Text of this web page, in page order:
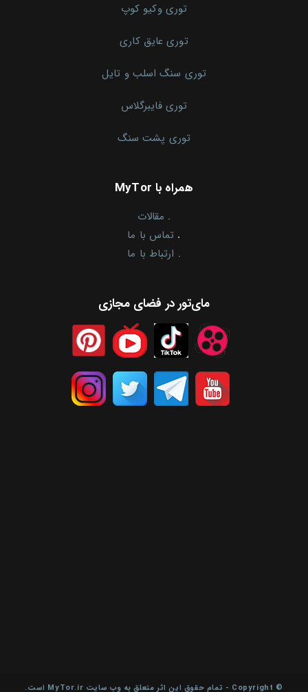
توری وکیو کوپ
توری عایق کاری
توری سنگ اسلب و تایل
توری فایبرگلاس
توری پشت سنگ
همراه با MyTor
. مقالات
. تماس با ما
. ارتباط با ما
مای‌تور در فضای مجازی
© Copyright - تمام حقوق این اثر متعلق به وب سایت MyTor.ir است.